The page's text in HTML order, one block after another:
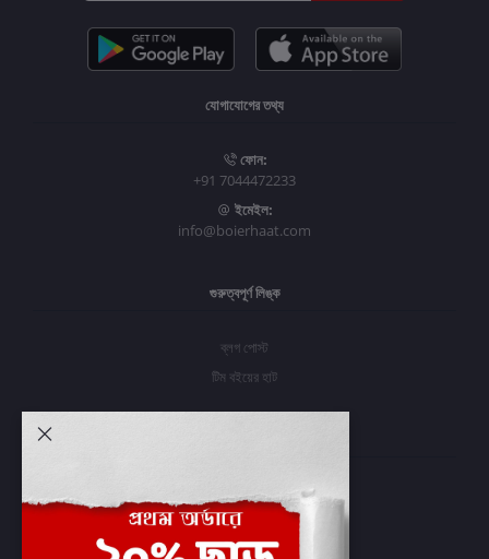
যোগাযোগের তথ্য
ফোন:
+91 7044472233
ইমেইল:
info@boierhaat.com
গুরুত্বপূর্ণ লিঙ্ক
ব্লগ পোস্ট
টিম বইয়ের হাট
প্রবেশ করুন
অর্ডার ইতিহাস
আমার ইচ্ছাগুলি